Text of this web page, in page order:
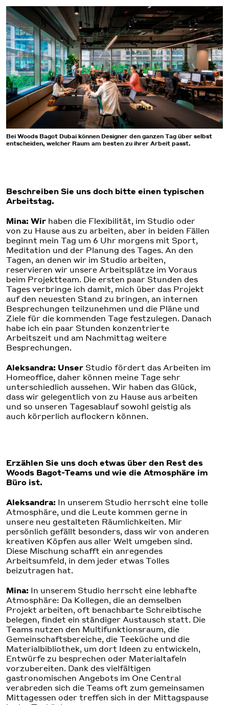
Bei Woods Bagot Dubai können Designer den ganzen Tag über selbst
entscheiden, welcher Raum am besten zu ihrer Arbeit passt.
Beschreiben Sie uns doch bitte einen typischen
Arbeitstag.
Mina: Wir haben die Flexibilität, im Studio oder
von zu Hause aus zu arbeiten, aber in beiden Fällen
beginnt mein Tag um 6 Uhr morgens mit Sport,
Meditation und der Planung des Tages. An den
Tagen, an denen wir im Studio arbeiten,
reservieren wir unsere Arbeitsplätze im Voraus
beim Projektteam. Die ersten paar Stunden des
Tages verbringe ich damit, mich über das Projekt
auf den neuesten Stand zu bringen, an internen
Besprechungen teilzunehmen und die Pläne und
Ziele für die kommenden Tage festzulegen. Danach
habe ich ein paar Stunden konzentrierte
Arbeitszeit und am Nachmittag weitere
Besprechungen.
Aleksandra: Unser Studio fördert das Arbeiten im
Homeoffice, daher können meine Tage sehr
unterschiedlich aussehen. Wir haben das Glück,
dass wir gelegentlich von zu Hause aus arbeiten
und so unseren Tagesablauf sowohl geistig als
auch körperlich auflockern können.
Erzählen Sie uns doch etwas über den Rest des
Woods Bagot-Teams und wie die Atmosphäre im
Büro ist.
Aleksandra: In unserem Studio herrscht eine tolle
Atmosphäre, und die Leute kommen gerne in
unsere neu gestalteten Räumlichkeiten. Mir
persönlich gefällt besonders, dass wir von anderen
kreativen Köpfen aus aller Welt umgeben sind.
Diese Mischung schafft ein anregendes
Arbeitsumfeld, in dem jeder etwas Tolles
beizutragen hat.
Mina: In unserem Studio herrscht eine lebhafte
Atmosphäre: Da Kollegen, die an demselben
Projekt arbeiten, oft benachbarte Schreibtische
belegen, findet ein ständiger Austausch statt. Die
Teams nutzen den Multifunktionsraum, die
Gemeinschaftsbereiche, die Teeküche und die
Materialbibliothek, um dort Ideen zu entwickeln,
Entwürfe zu besprechen oder Materialtafeln
vorzubereiten. Dank des vielfältigen
gastronomischen Angebots im One Central
verabreden sich die Teams oft zum gemeinsamen
Mittagessen oder treffen sich in der Mittagspause